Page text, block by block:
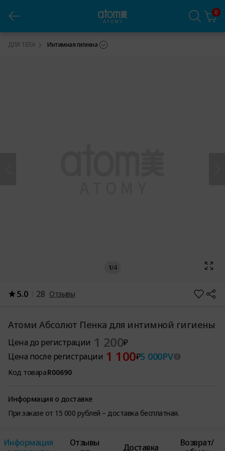
0
ДЛЯ ТЕЛА Интимная гигиена
Атоми Абсолют Пенка для интимной гигиены
1/4
5.0 28 Отзывы
Атоми Абсолют Пенка для интимной гигиены
Цена до регистрации 1 200₽
Цена после регистрации 1 100₽5 000PV
Код товараR00690
Информация о доставке
При заказе от 15 000 рублей – доставка бесплатная.
Информация
Отзывы Доставка
Возврат/